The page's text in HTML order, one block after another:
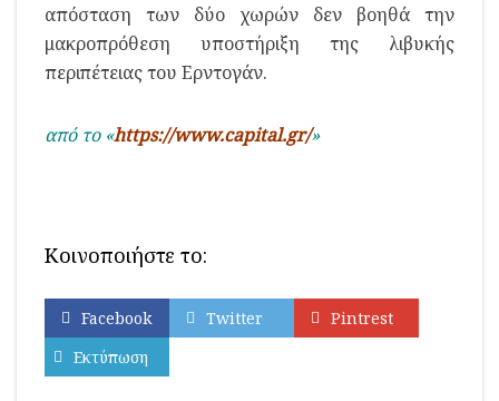
απόσταση των δύο χωρών δεν βοηθά την
μακροπρόθεση υποστήριξη της λιβυκής
περιπέτειας του Ερντογάν.
από το «https://www.capital.gr/»
Κοινοποιήστε το:
Facebook Twitter
Pintrest
Εκτύπωση